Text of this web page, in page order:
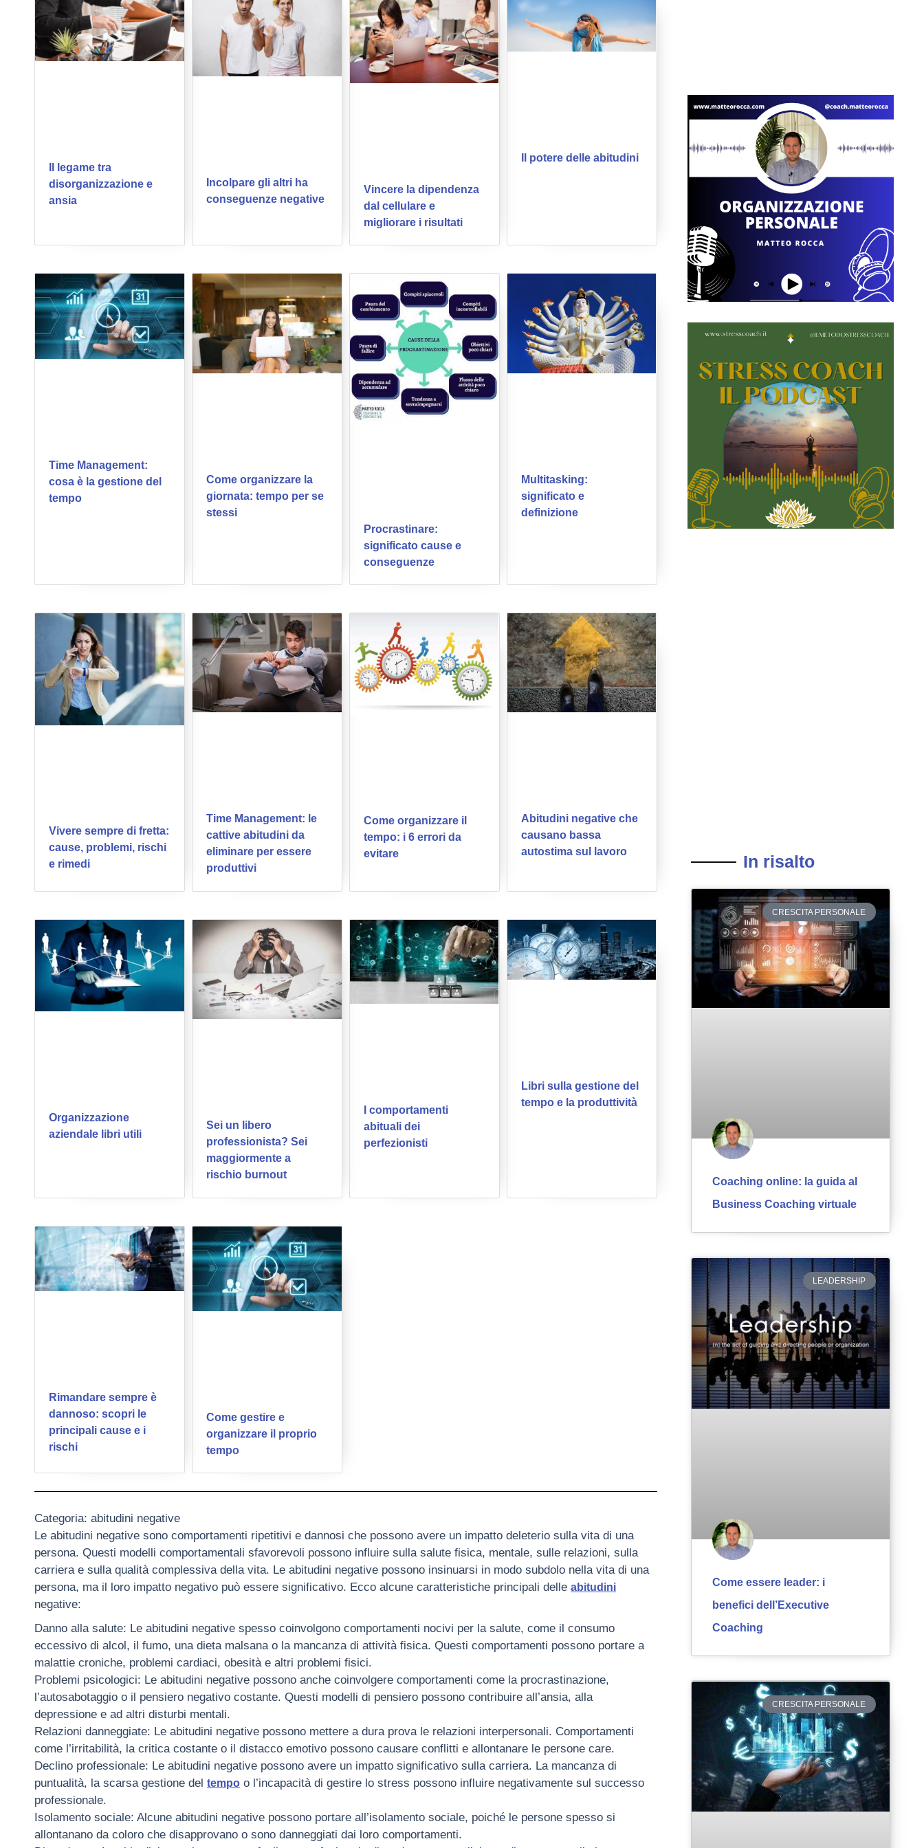
Il legame tra
disorganizzazione e
ansia
Incolpare gli altri ha
conseguenze negative
Vincere la dipendenza
dal cellulare e
migliorare i risultati
Il potere delle abitudini
Time Management:
cosa è la gestione del
tempo
Come organizzare la
giornata: tempo per se
stessi
Procrastinare:
significato cause e
conseguenze
Multitasking:
significato e
definizione
Vivere sempre di fretta:
cause, problemi, rischi
e rimedi
Time Management: le
cattive abitudini da
eliminare per essere
produttivi
Come organizzare il
tempo: i 6 errori da
evitare
Abitudini negative che
causano bassa
autostima sul lavoro
Organizzazione
aziendale libri utili
Sei un libero
professionista? Sei
maggiormente a
rischio burnout
I comportamenti
abituali dei
perfezionisti
Libri sulla gestione del
tempo e la produttività
Rimandare sempre è
dannoso: scopri le
principali cause e i
rischi
Come gestire e
organizzare il proprio
tempo
Categoria: abitudini negative
Le abitudini negative sono comportamenti ripetitivi e dannosi che possono avere un impatto deleterio sulla vita di una
persona. Questi modelli comportamentali sfavorevoli possono influire sulla salute fisica, mentale, sulle relazioni, sulla
carriera e sulla qualità complessiva della vita. Le abitudini negative possono insinuarsi in modo subdolo nella vita di una
persona, ma il loro impatto negativo può essere significativo. Ecco alcune caratteristiche principali delle abitudini
negative:
Danno alla salute: Le abitudini negative spesso coinvolgono comportamenti nocivi per la salute, come il consumo
eccessivo di alcol, il fumo, una dieta malsana o la mancanza di attività fisica. Questi comportamenti possono portare a
malattie croniche, problemi cardiaci, obesità e altri problemi fisici.
Problemi psicologici: Le abitudini negative possono anche coinvolgere comportamenti come la procrastinazione,
l’autosabotaggio o il pensiero negativo costante. Questi modelli di pensiero possono contribuire all’ansia, alla
depressione e ad altri disturbi mentali.
Relazioni danneggiate: Le abitudini negative possono mettere a dura prova le relazioni interpersonali. Comportamenti
come l’irritabilità, la critica costante o il distacco emotivo possono causare conflitti e allontanare le persone care.
Declino professionale: Le abitudini negative possono avere un impatto significativo sulla carriera. La mancanza di
puntualità, la scarsa gestione del tempo o l’incapacità di gestire lo stress possono influire negativamente sul successo
professionale.
Isolamento sociale: Alcune abitudini negative possono portare all’isolamento sociale, poiché le persone spesso si
allontanano da coloro che disapprovano o sono danneggiati dai loro comportamenti.
In risalto
CRESCITA PERSONALE
Coaching online: la guida al
Business Coaching virtuale
LEADERSHIP
Come essere leader: i
benefici dell’Executive
Coaching
CRESCITA PERSONALE